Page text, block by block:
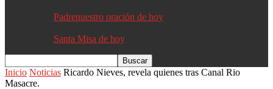
Padrenuestro oración de hoy
Santa Misa de hoy
Inicio Noticias Ricardo Nieves, revela quienes tras Canal Rio
Masacre.